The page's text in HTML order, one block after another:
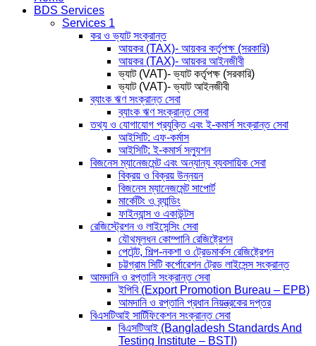
Menu
BDS Services
Services 1
কর ও ভ্যাট সংক্রান্ত
আয়কর (TAX)- আয়কর কর্তৃপক্ষ (সরকারি)
আয়কর (TAX)- আয়কর আইনজীবী
ভ্যাট (VAT)- ভ্যাট কর্তৃপক্ষ (সরকারি)
ভ্যাট (VAT)- ভ্যাট আইনজীবী
ব্যাংক ঋণ সংক্রান্ত সেবা
ব্যাংক ঋণ সংক্রান্ত সেবা
তথ্য ও যোগাযোগ প্রযুক্তি এবং ই-কমার্স সংক্রান্ত সেবা
আইসিটি: এফ-কর্মাস
আইসিটি: ই-কমার্স সল্যুশন
বিজনেস ম্যানেজমেন্ট এবং অন্যান্য ব্যবসায়িক সেবা
বিক্রয় ও বিক্রয় উন্নয়ন
বিজনেস ম্যানেজমেন্ট সাপোর্ট
মার্কেটিং ও ব্র্যান্ডিং
ফাইন্যান্স ও একাউন্টস
রেজিস্ট্রেশন ও লাইসেন্সিং সেবা
যৌথমূলধন কোম্পানি রেজিষ্ট্রেশন
পেটেন্ট, শিল্প-নকশা ও ট্রেডমার্কস রেজিষ্ট্রেশন
চট্টগ্রাম সিটি কর্পোরেশন ট্রেড লাইসেন্স সংক্রান্ত
আমদানি ও রপ্তানি সংক্রান্ত সেবা
ইপিবি (Export Promotion Bureau – EPB)
আমদানি ও রপ্তানি প্রধান নিয়ন্ত্রকের দপ্তর
বিএসটিআই সার্টিফিকেশন সংক্রান্ত সেবা
বিএসটিআই (Bangladesh Standards And
Testing Institute – BSTI)